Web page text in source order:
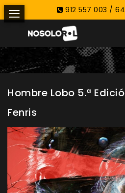
912 557 003 /
Hombre Lobo 5.ª
Fenris